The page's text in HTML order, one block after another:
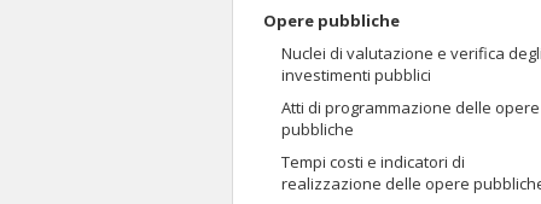
Opere pubbliche
Nuclei di valutazione e verifica degli
investimenti pubblici
Atti di programmazione delle opere
pubbliche
Tempi costi e indicatori di
realizzazione delle opere